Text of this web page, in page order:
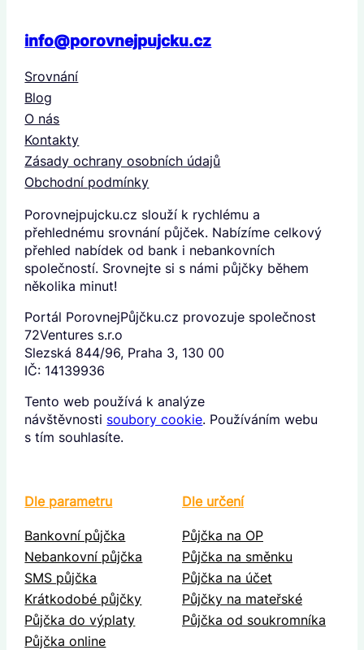
info@porovnejpujcku.cz
Srovnání
Blog
O nás
Kontakty
Zásady ochrany osobních údajů
Obchodní podmínky
Porovnejpujcku.cz slouží k rychlému a
přehlednému srovnání půjček. Nabízíme celkový
přehled nabídek od bank i nebankovních
společností. Srovnejte si s námi půjčky během
několika minut!
Portál PorovnejPůjčku.cz provozuje společnost
72Ventures s.r.o
Slezská 844/96, Praha 3, 130 00
IČ: 14139936
Tento web používá k analýze
návštěvnosti soubory cookie. Používáním webu
s tím souhlasíte.
Dle parametru
Bankovní půjčka
Nebankovní půjčka
SMS půjčka
Krátkodobé půjčky
Půjčka do výplaty
Půjčka online
Dle určení
Půjčka na OP
Půjčka na směnku
Půjčka na účet
Půjčky na mateřské
Půjčka od soukromníka